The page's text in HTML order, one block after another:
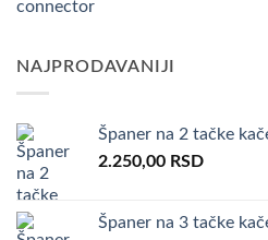
NAJPRODAVANIJI
Španer na 2 tačke
2.250,00 RSD
Španer na 3 tačke